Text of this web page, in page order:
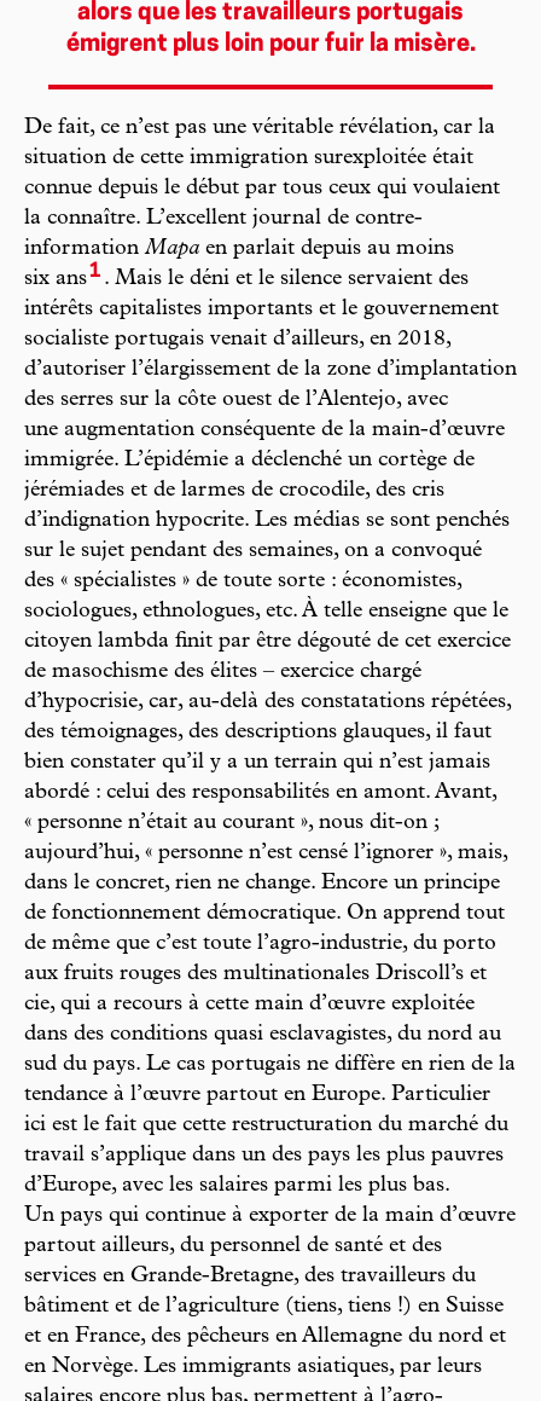
alors que les travailleurs portugais
émigrent plus loin pour fuir la misère.
De fait, ce n’est pas une véritable révélation, car la
situation de cette immigration surexploitée était
connue depuis le début par tous ceux qui voulaient
la connaître. L’excellent journal de contre-
informationMapa en parlait depuis au moins
six ans1 . Mais le déni et le silence servaient des
intérêts capitalistes importants et le gouvernement
socialiste portugais venait d’ailleurs, en 2018,
d’autoriser l’élargissement de la zone d’implantation
des serres sur la côte ouest de l’Alentejo, avec
une augmentation conséquente de la main-d’œuvre
immigrée. L’épidémie a déclenché un cortège de
jérémiades et de larmes de crocodile, des cris
d’indignation hypocrite. Les médias se sont penchés
sur le sujet pendant des semaines, on a convoqué
des « spécialistes » de toute sorte : économistes,
sociologues, ethnologues, etc. À telle enseigne que le
citoyen lambda finit par être dégouté de cet exercice
de masochisme des élites – exercice chargé
d’hypocrisie, car, au-delà des constatations répétées,
des témoignages, des descriptions glauques, il faut
bien constater qu’il y a un terrain qui n’est jamais
abordé : celui des responsabilités en amont. Avant,
« personne n’était au courant », nous dit-on ;
aujourd’hui, « personne n’est censé l’ignorer », mais,
dans le concret, rien ne change. Encore un principe
de fonctionnement démocratique. On apprend tout
de même que c’est toute l’agro-industrie, du porto
aux fruits rouges des multinationales Driscoll’s et
cie, qui a recours à cette main d’œuvre exploitée
dans des conditions quasi esclavagistes, du nord au
sud du pays. Le cas portugais ne diffère en rien de la
tendance à l’œuvre partout en Europe. Particulier
ici est le fait que cette restructuration du marché du
travail s’applique dans un des pays les plus pauvres
d’Europe, avec les salaires parmi les plus bas.
Un pays qui continue à exporter de la main d’œuvre
partout ailleurs, du personnel de santé et des
services en Grande-Bretagne, des travailleurs du
bâtiment et de l’agriculture (tiens, tiens !) en Suisse
et en France, des pêcheurs en Allemagne du nord et
en Norvège. Les immigrants asiatiques, par leurs